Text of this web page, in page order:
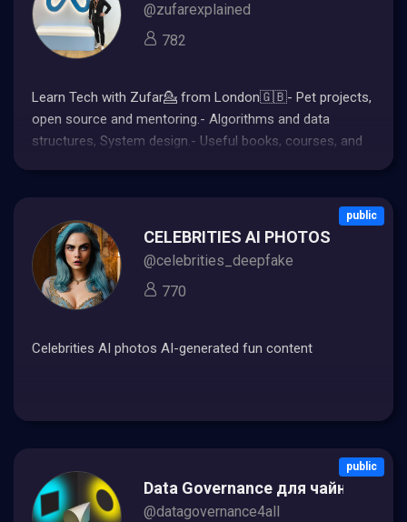
@zufarexplained
782
Learn Tech with Zufar💁 from London🇬🇧- Pet projects,
open source and mentoring.- Algorithms and data
structures, System design.- Useful books, courses, and
public
CELEBRITIES AI PHOTOS
@celebrities_deepfake
770
Celebrities AI photos AI-generated fun content
public
Data Governance для чайников
@datagovernance4all